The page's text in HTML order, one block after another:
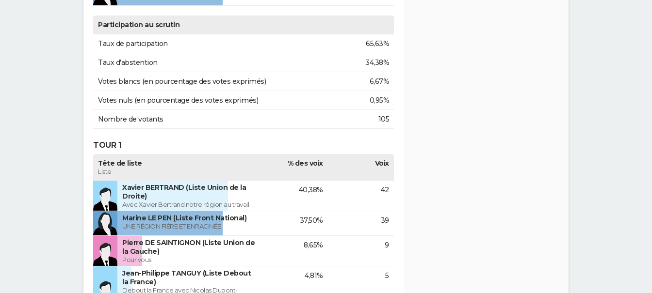
Participation au scrutin
Taux de participation 65,63%
Taux d'abstention 34,38%
Votes blancs (en pourcentage des votes exprimés) 6,67%
Votes nuls (en pourcentage des votes exprimés) 0,95%
Nombre de votants 105
TOUR 1
Tête de liste
Liste
% des voix Voix
Xavier BERTRAND (Liste Union de la
Droite)
Avec Xavier Bertrand notre région au travail
40,38% 42
Marine LE PEN (Liste Front National)
UNE RÉGION FIÈRE ET ENRACINÉE
37,50% 39
Pierre DE SAINTIGNON (Liste Union de
la Gauche)
Pour vous
8,65% 9
Jean-Philippe TANGUY (Liste Debout
la France)
Debout la France avec Nicolas Dupont-
4,81% 5